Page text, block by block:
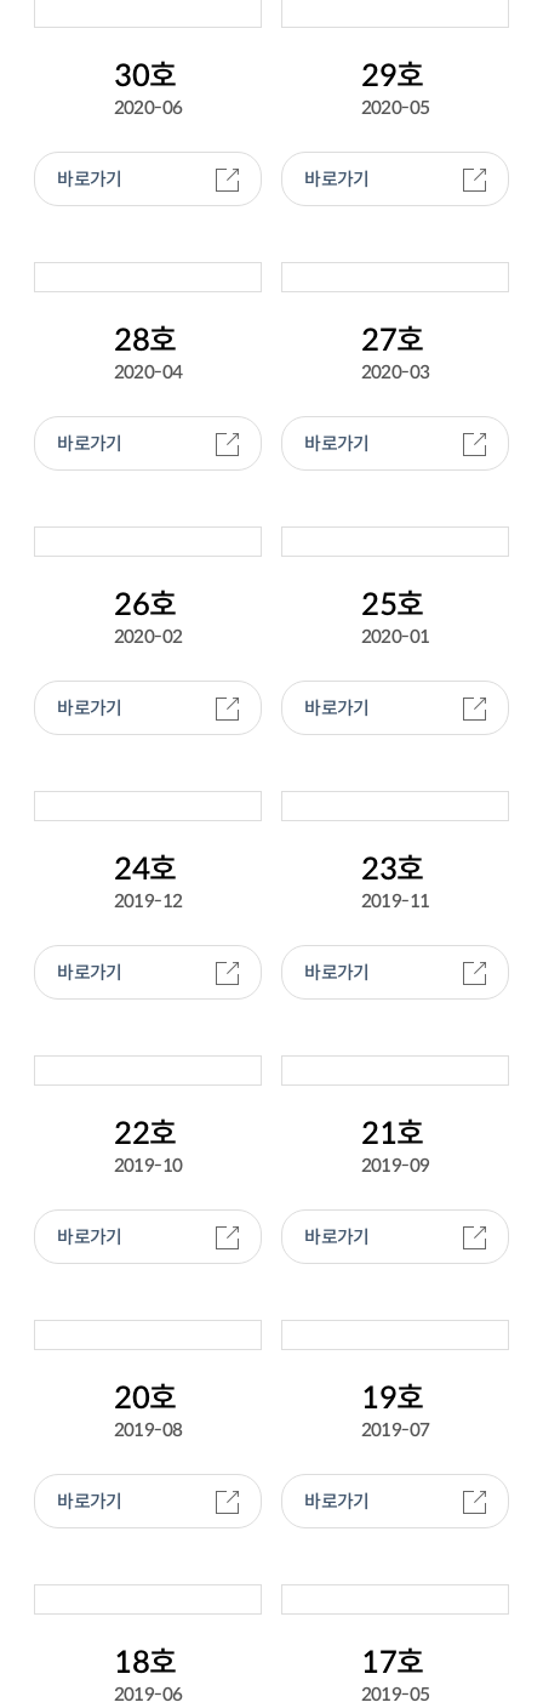
30호
2020-06
바로가기
29호
2020-05
바로가기
28호
2020-04
바로가기
27호
2020-03
바로가기
26호
2020-02
바로가기
25호
2020-01
바로가기
24호
2019-12
바로가기
23호
2019-11
바로가기
22호
2019-10
바로가기
21호
2019-09
바로가기
20호
2019-08
바로가기
19호
2019-07
바로가기
18호
2019-06
17호
2019-05